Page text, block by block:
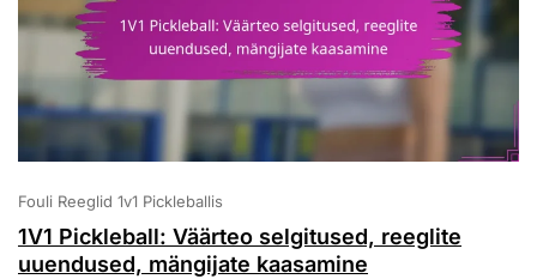
Fouli Reeglid 1v1 Pickleballis
1V1 Pickleball: Väärteo selgitused, reeglite
uuendused, mängijate kaasamine